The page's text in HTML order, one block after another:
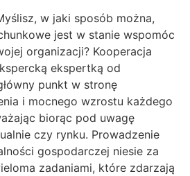
w jaki sposób można,
jest w stanie wspomóc
organizacji? Kooperacja
ekspertką od
punkt w stronę
i mocnego wzrostu każdego
biorąc pod uwagę
czy rynku. Prowadzenie
gospodarczej niesie za
zadaniami, które zdarzają